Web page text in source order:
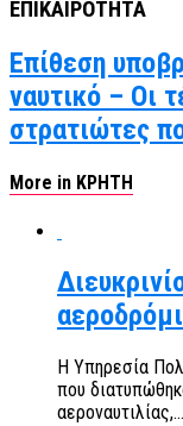
ΕΠΙΚΑΙΡΟΤΗΤΑ
Επίθεση
ναυτικό – Οι
στρατιώτες
More in ΚΡΗΤΗ
Η Υπηρεσία
που
αεροναυτιλίας,...